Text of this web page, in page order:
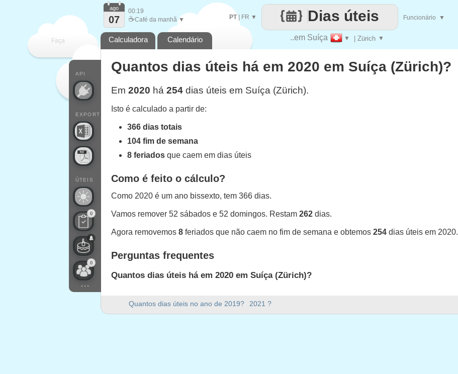
Faça
cada
..em Suíça ▼ | Zürich ▼
Dias úteis
PT| FR ▼ Funcionário ▼
API
EXPORT
ÚTEIS
0
0
...
ago
07
00:19
☕Café da manhã ▼
Calculadora Calendário
Quantos dias úteis no ano de 2019? 2021 ?
Quantos dias úteis há em 2020 em Suíça (Zürich)?
Em 2020 há 254 dias úteis em Suíça (Zürich).
Isto é calculado a partir de:
366 dias totais
104 fim de semana
8 feriados que caem em dias úteis
Como é feito o cálculo?
Como 2020 é um ano bissexto, tem 366 dias.
Vamos remover 52 sábados e 52 domingos. Restam 262 dias.
Agora removemos 8 feriados que não caem no fim de semana e obtemos 254 dias úteis em 2020.
Perguntas frequentes
Quantos dias úteis há em 2020 em Suíça (Zürich)?
Quantos dias de fim de semana há em 2020?